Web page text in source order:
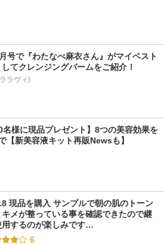
号で『わたなべ麻衣さん』がマイベスト
してクレンジングバームをご紹介！
ラヴィ)
名様に現品プレゼント】8つの美容効果を
【新美容液キット再販Newsも】
現品を購入 サンプルで朝の肌のトーン
キメが整っている事を確認できたので継
用するのが楽しみです…
6